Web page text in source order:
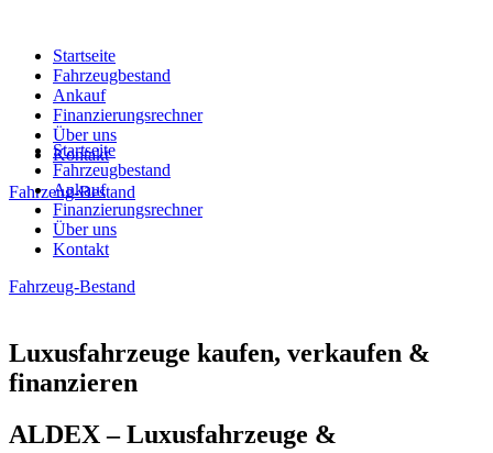
Startseite
Fahrzeugbestand
Ankauf
Finanzierungsrechner
Über uns
Kontakt
Fahrzeug-Bestand
Startseite
Fahrzeugbestand
Ankauf
Finanzierungsrechner
Über uns
Kontakt
Fahrzeug-Bestand
Luxusfahrzeuge kaufen, verkaufen &
finanzieren
ALDEX – Luxusfahrzeuge &